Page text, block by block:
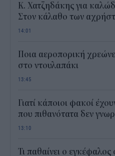
Κ. Χατζηδάκης για
Στον κάλαθο των
14:01
Ποια αεροπορική
στο ντουλαπάκι
13:45
Γιατί κάποιοι φακοί
που πιθανότατα δεν
13:10
Τι παθαίνει ο εγκέφαλος